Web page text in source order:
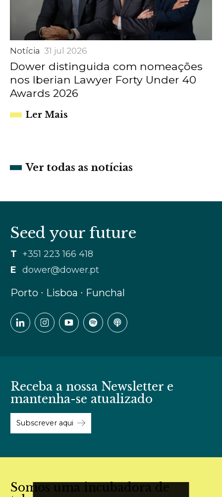
Notícia 31 jul 2026
Dower distinguida com nomeações
nos Iberian Lawyer Forty Under 40
Awards 2026
Ler Mais
Ver todas as notícias
Seed your future
T +351 223 166 418
E
dower@dower.pt
Porto ∙ Lisboa ∙ Funchal
Receba a nossa Newsletter e
mantenha-se atualizado
Subscrever aqui
Somos uma incubadora de